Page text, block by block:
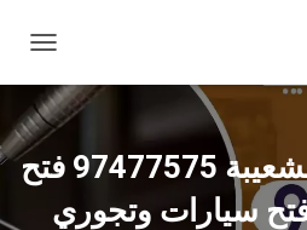
ب
د
ي
ا
فتح اقفال ميناء الشعيبة 97477575 فتح
سيارات وتجوري